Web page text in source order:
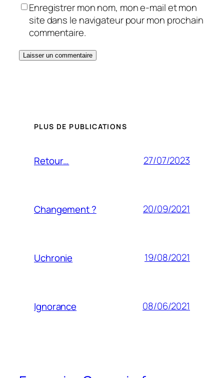
Enregistrer mon nom, mon e-mail et mon
site dans le navigateur pour mon prochain
commentaire.
PLUS DE PUBLICATIONS
Retour… 27/07/2023
Changement ? 20/09/2021
Uchronie 19/08/2021
Ignorance 08/06/2021